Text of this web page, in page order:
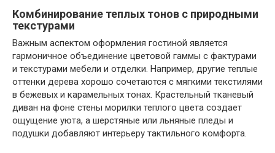
Комбинирование теплых тонов с природными
текстурами
Важным аспектом оформления гостиной является
гармоничное объединение цветовой гаммы с фактурами
и текстурами мебели и отделки. Например, другие теплые
оттенки дерева хорошо сочетаются с мягкими текстилями
в бежевых и карамельных тонах. Крастельный тканевый
диван на фоне стены морилки теплого цвета создает
ощущение уюта, а шерстяные или льняные пледы и
подушки добавляют интерьеру тактильного комфорта.